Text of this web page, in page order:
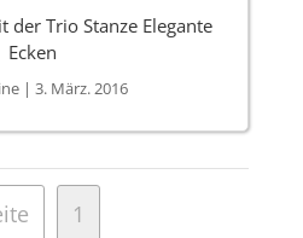
der Trio Stanze Elegante
Ecken
|3. März. 2016
1